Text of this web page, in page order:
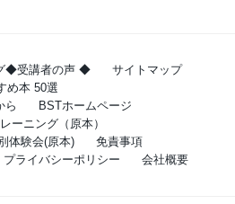
◆受講者の声 ◆
サイトマップ
め本 50選
ら
BSTホームページ
ーニング（原本）
体験会(原本)
免責事項
プライバシーポリシー 会社概要